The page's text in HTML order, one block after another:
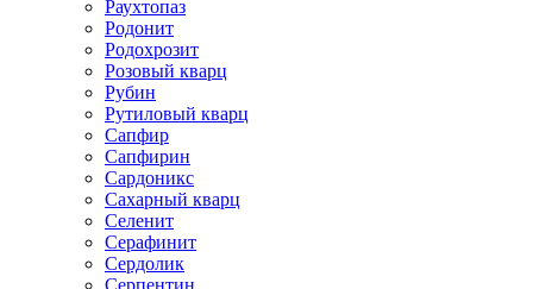
Раухтопаз
Родонит
Родохрозит
Розовый кварц
Рубин
Рутиловый кварц
Сапфир
Сапфирин
Сардоникс
Сахарный кварц
Селенит
Серафинит
Сердолик
Серпентин